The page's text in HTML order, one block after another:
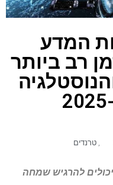
המדע
רב ביותר
טרנדים
יכולים להרגיש שמחה